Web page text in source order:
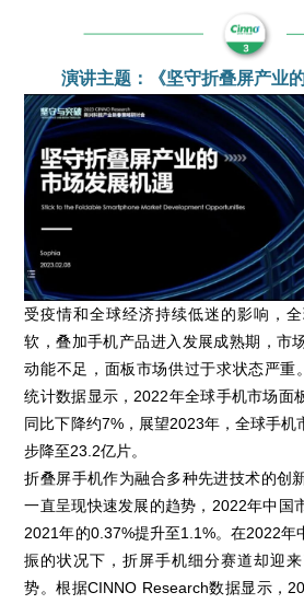
演讲主题：《坚守折叠屏产业
受疫情和全球经济持续低迷的影响，
软，叠加手机产品进入发展成熟期，市
动能不足，面板市场供过于求状态严重
统计数据显示，2022年全球手机市场面
同比下降约7%，展望2023年，全球手机
步降至23.2亿片。
折叠屏手机作为融合多种先进技术的创
一直呈现快速发展的趋势，2022年中国
2021年的0.37%提升至1.1%。在2022年
振的状况下，折屏手机细分赛道却迎
势。根据CINNO Research数据显示，